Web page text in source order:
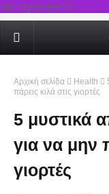
rel='stylesheet'/>
Αρχική σελίδα Health
πάρεις κιλά στις γιορτές
5 μυστικά
για να μην
γιορτές